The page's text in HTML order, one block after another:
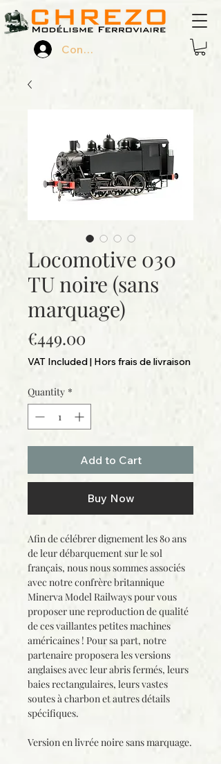
Connexion
Locomotive 030
TU noire (sans
marquage)
€449.00
VAT Included| Hors frais de livraison
Quantity *
Add to Cart
Buy Now
Afin de célébrer dignement les 80 ans
de leur débarquement sur le sol
français, nous nous sommes associés
avec notre confrère britannique
Minerva Model Railways pour vous
proposer une reproduction de qualité
de ces vaillantes petites machines
américaines ! Pour sa part, notre
partenaire proposera les versions
anglaises avec leur abris fermés, leurs
baies rectangulaires, leurs vastes
soutes à charbon et autres détails
spécifiques.
Version en livrée noire sans marquage.